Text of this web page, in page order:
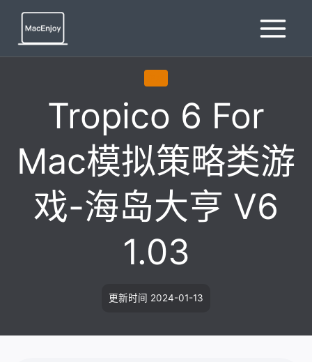
Tropico 6 For
Mac模拟策略类游
戏-海岛大亨 V6
1.03
更新时间 2024-01-13